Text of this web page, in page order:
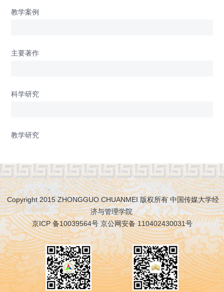
教学案例
主要著作
科学研究
教学研究
Copyright 2015 ZHONGGUO CHUANMEI 版权所有 中国传媒大学经
济与管理学院
京ICP 备10039564号 京公网安备 110402430031号